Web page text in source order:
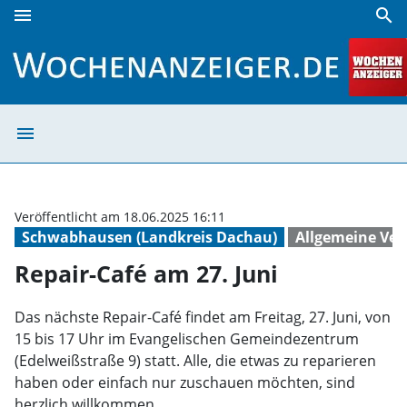
menu search
menu
Schwabhausen (Landkreis Dachau) Allgemeine
Veröffentlicht am 18.06.2025 16:11
Repair-Café am 27. Juni
Das nächste Repair-Café findet am Freitag, 27. Juni, von
15 bis 17 Uhr im Evangelischen Gemeindezentrum
(Edelweißstraße 9) statt. Alle, die etwas zu reparieren
haben oder einfach nur zuschauen möchten, sind